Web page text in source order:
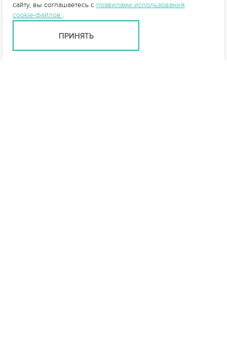
Статьи
Из чего состоит стеклопластик?
сайту, вы соглашаетесь с правилами использования
cookie-файлов .
ПРИНЯТЬ